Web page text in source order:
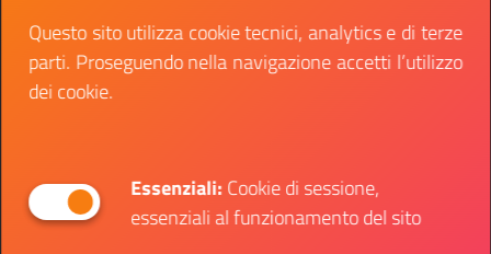
Questo sito utilizza cookie tecnici, analytics e di terze
parti. Proseguendo nella navigazione accetti l’utilizzo
dei cookie.
Essenziali:Cookie di sessione,
essenziali al funzionamento del sito